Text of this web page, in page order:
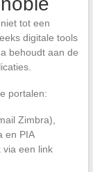
tot een
digitale tools
behoudt aan de
portalen:
Zimbra),
en PIA
via een link